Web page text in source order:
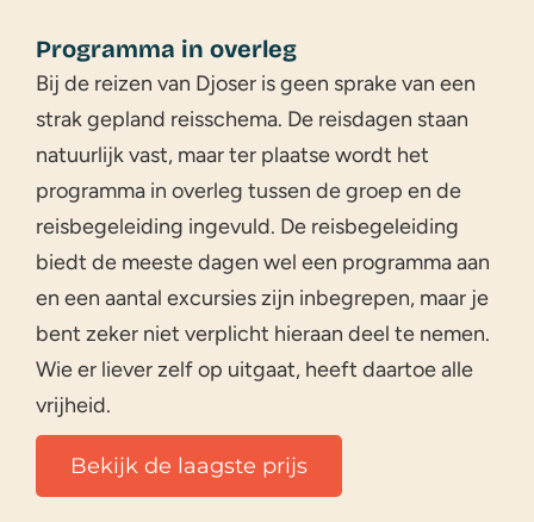
Programma in overleg
Bij de reizen van Djoser is geen sprake van een
strak gepland reisschema. De reisdagen staan
natuurlijk vast, maar ter plaatse wordt het
programma in overleg tussen de groep en de
reisbegeleiding ingevuld. De reisbegeleiding
biedt de meeste dagen wel een programma aan
en een aantal excursies zijn inbegrepen, maar je
bent zeker niet verplicht hieraan deel te nemen.
Wie er liever zelf op uitgaat, heeft daartoe alle
vrijheid.
Bekijk de laagste prijs